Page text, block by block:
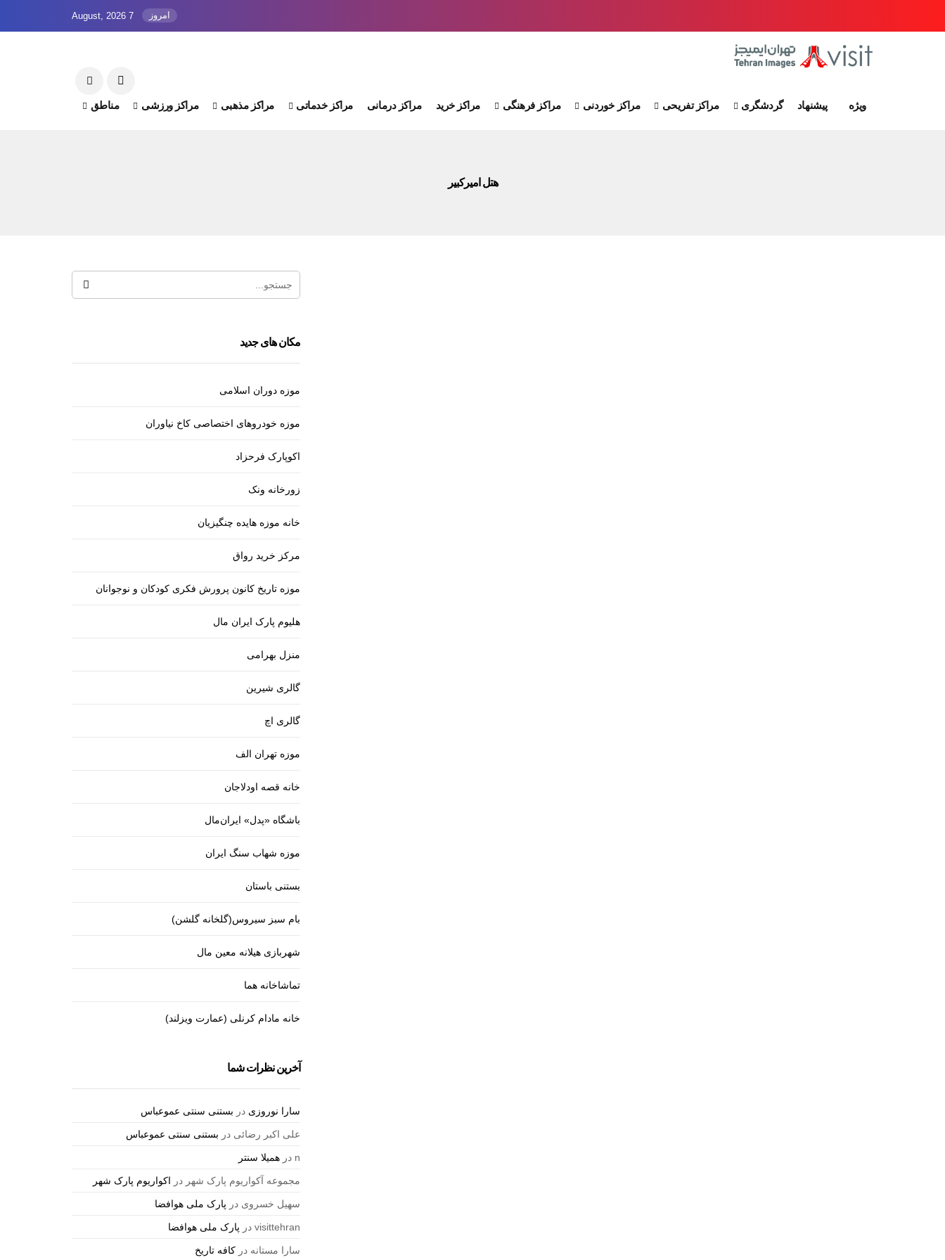
امروز 7 August, 2026
ویژه پیشنهاد گردشگری مراکز تفریحی مراکز خوردنی مراکز فرهنگی مراکز خرید مراکز درمانی مراکز خدماتی مراکز مذهبی مراکز ورزشی مناطق
هتل امیرکبیر
مکان های جدید
موزه دوران اسلامی
موزه خودروهای اختصاصی کاخ نیاوران
اکوپارک فرحزاد
زورخانه ونک
خانه موزه هایده چنگیزیان
مرکز خرید رواق
موزه تاریخ کانون پرورش فکری کودکان و نوجوانان
هلیوم پارک ایران مال
منزل بهرامی
گالری شیرین
گالری اچ
موزه تهران الف
خانه قصه اودلاجان
باشگاه «پدل» ایران‌مال
موزه شهاب سنگ ایران
بستنی باستان
بام سبز سیروس(گلخانه گلشن)
شهربازی هیلانه معین مال
تماشاخانه هما
خانه مادام کرنلی (عمارت ویزلند)
آخرین نظرات شما
سارا نوروزی در بستنی سنتی عموعباس
علی اکبر رضائی در بستنی سنتی عموعباس
n درهمیلا سنتر
مجموعه آکواریوم پارک شهر در اکواریوم پارک شهر
سهیل خسروی در پارک ملی هوافضا
visittehran در پارک ملی هوافضا
سارا مستانه درکافه تاریخ